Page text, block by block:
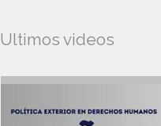
Ultimos videos